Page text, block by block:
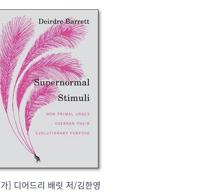
] 디어드리 배릿 저/김한영